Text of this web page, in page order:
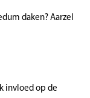
daken? Aarzel
invloed op de